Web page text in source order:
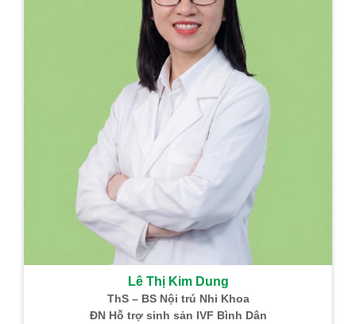
Lê Thị Kim Dung
ThS – BS Nội trú Nhi Khoa
ĐN Hỗ trợ sinh sản IVF Bình Dân